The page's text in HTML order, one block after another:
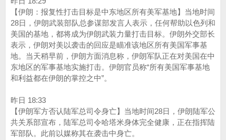
【伊朗：报复性打击目标是中东地区所有美军基地】当地时间
28日，伊朗武装部队总参谋部发言人表示，任何帮助以色列和
美国的基地，都将成为伊朗武装力量打击目标。伊朗外交部长
表示，伊朗对美以袭击的回应是瞄准该地区所有美国军事基
地。当天稍早前，伊朗方面消息称，伊朗军队正在对美国在中
东地区的军事基地实施打击。伊朗官员称“所有美国军事基地
和利益都在伊朗的掌控之中”。
昨日 18:33
【伊朗军方否认陆军总司令身亡】当地时间28日，伊朗陆军公
共关系部宣布，陆军总司令哈塔米身体完全健康，正在指挥陆
军部队。此前以媒称其在袭击中身亡。